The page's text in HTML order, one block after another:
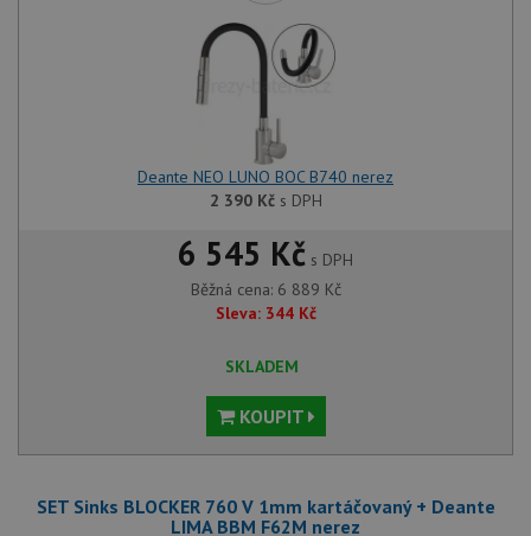
Deante NEO LUNO BOC B740 nerez
2 390 Kčs DPH
6 545 Kč s DPH
Běžná cena: 6 889 Kč
Sleva: 344 Kč
SKLADEM
KOUPIT
SET Sinks BLOCKER 760 V 1mm kartáčovaný + Deante
LIMA BBM F62M nerez